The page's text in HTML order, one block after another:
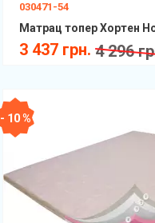
030471-54
3 437 грн. 4 296
- 10 %